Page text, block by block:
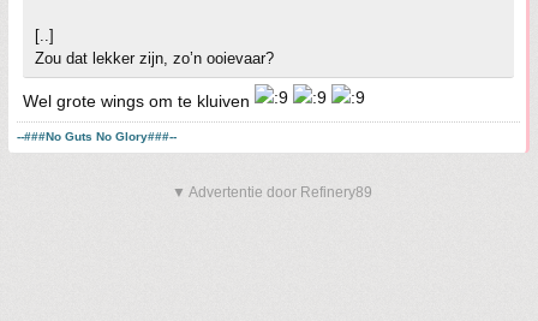
[..]
Zou dat lekker zijn, zo’n ooievaar?
Wel grote wings om te kluiven
--###No Guts No Glory###--
▼ Advertentie door Refinery89